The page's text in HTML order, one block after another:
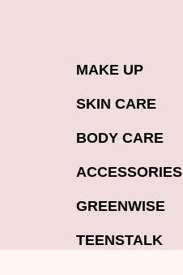
MAKE UP
SKIN CARE
BODY CARE
ACCESSORIES
GREENWISE
TEENSTALK